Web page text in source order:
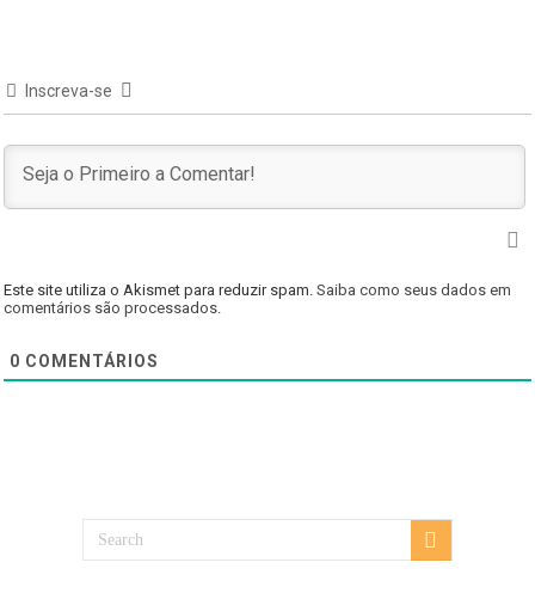
Inscreva-se
Este site utiliza o Akismet para reduzir spam.Saiba como seus dados em
comentários são processados
0 COMENTÁRIOS